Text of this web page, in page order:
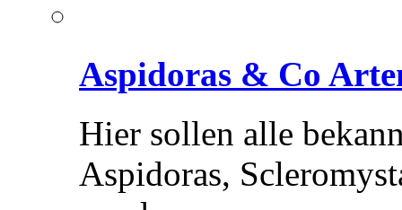
Aspidoras & Co
Hier sollen alle
Aspidoras,